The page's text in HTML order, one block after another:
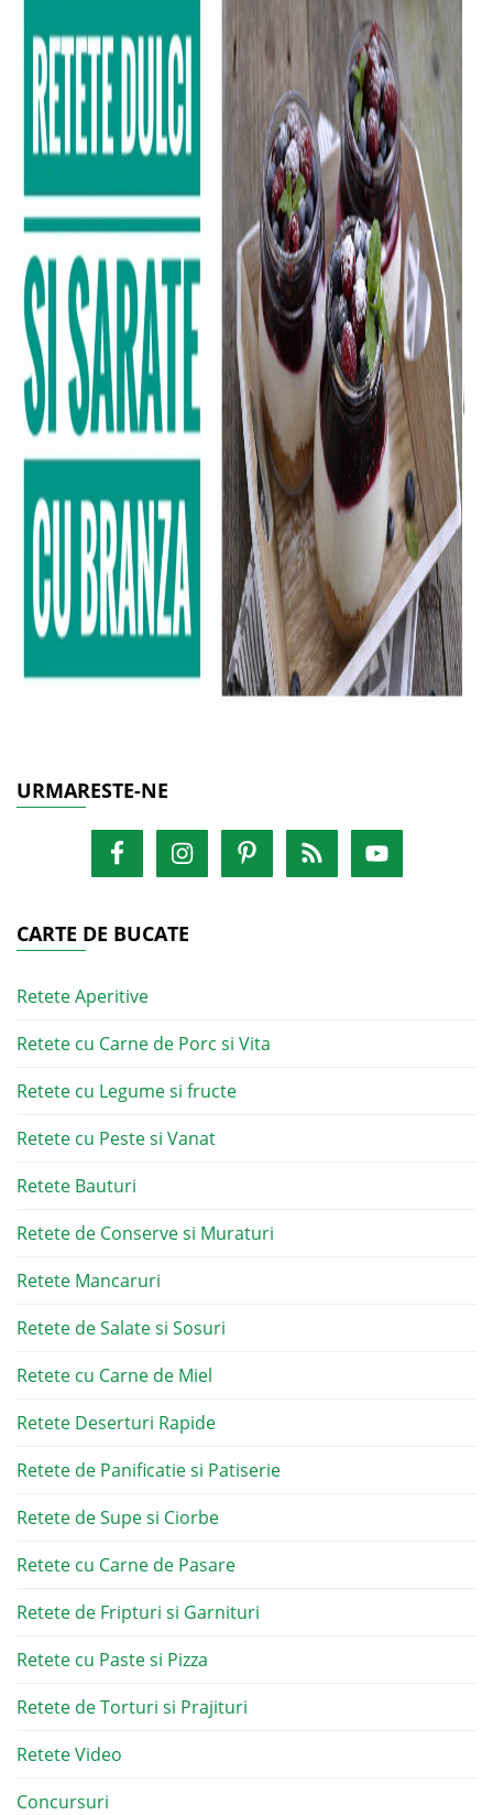
URMARESTE-NE
CARTE DE BUCATE
Retete Aperitive
Retete cu Carne de Porc si Vita
Retete cu Legume si fructe
Retete cu Peste si Vanat
Retete Bauturi
Retete de Conserve si Muraturi
Retete Mancaruri
Retete de Salate si Sosuri
Retete cu Carne de Miel
Retete Deserturi Rapide
Retete de Panificatie si Patiserie
Retete de Supe si Ciorbe
Retete cu Carne de Pasare
Retete de Fripturi si Garnituri
Retete cu Paste si Pizza
Retete de Torturi si Prajituri
Retete Video
Concursuri